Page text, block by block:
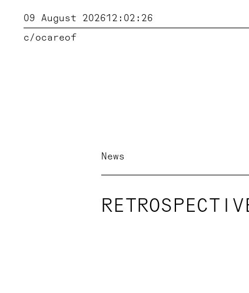
09 August 202612:02:26
c/ocareof
News